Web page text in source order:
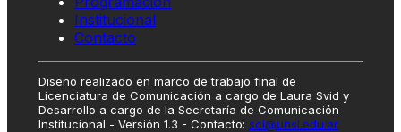
Institucional
Contacto
Diseño realizado en marco de trabajo final de
Licenciatura de Comunicación a cargo de Laura Svid y
Desarrollo a cargo de la Secretaría de Comunicación
Institucional - Versión 1.3 - Contacto: sci@unsl.edu.ar